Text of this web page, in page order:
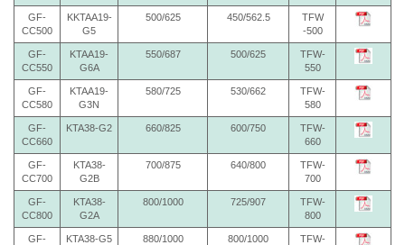
GF-
CC500
KKTAA19-
G5
500/625 450/562.5
TFW
-500
GF-
CC550
KTAA19-
G6A
550/687 500/625
TFW-
550
GF-
CC580
KTAA19-
G3N
580/725 530/662
TFW-
580
GF-
CC660
KTA38-G2 660/825 600/750
TFW-
660
GF-
CC700
KTA38-
G2B
700/875 640/800
TFW-
700
GF-
CC800
KTA38-
G2A
800/1000 725/907
TFW-
800
GF-
KTA38-G5 880/1000 800/1000
TFW-